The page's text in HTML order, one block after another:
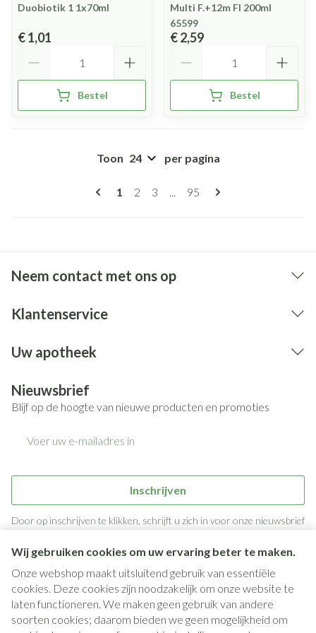
Wij gebruiken cookies om uw ervaring beter te maken.
Onze webshop maakt uitsluitend gebruik van essentiële
cookies. Deze cookies zijn noodzakelijk om onze website te
laten functioneren. We maken geen gebruik van andere
soorten cookies; daarom bieden we geen mogelijkheid om
Duobiotik 1 1x70ml
€ 1,01
Bestel
Multi F.+12m Fl 200ml
65599
€ 2,59
Bestel
U lees momenteel pagina
1 Pagina
2 Pagina
3 Pagina
95
Toon per pagina
Neem contact met ons op
Klantenservice
Uw apotheek
Nieuwsbrief
Blijf op de hoogte van nieuwe producten en promoties
Inschrijven
Door op inschrijven te klikken, schrijft u zich in voor onze nieuwsbrief